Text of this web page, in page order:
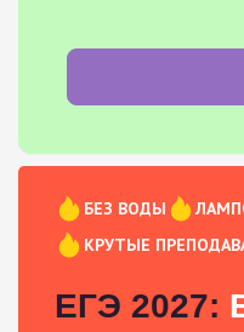
БЕЗ ВОДЫ
КРУТЫЕ
ЕГЭ 2027: